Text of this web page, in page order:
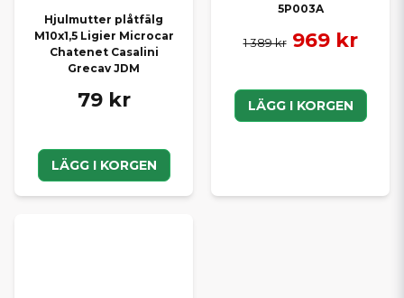
Hjulmutter plåtfälg
M10x1,5 Ligier Microcar
Chatenet Casalini
Grecav JDM
79 kr
LÄGG I KORGEN
5P003A
1 389 kr 969 kr
LÄGG I KORGEN